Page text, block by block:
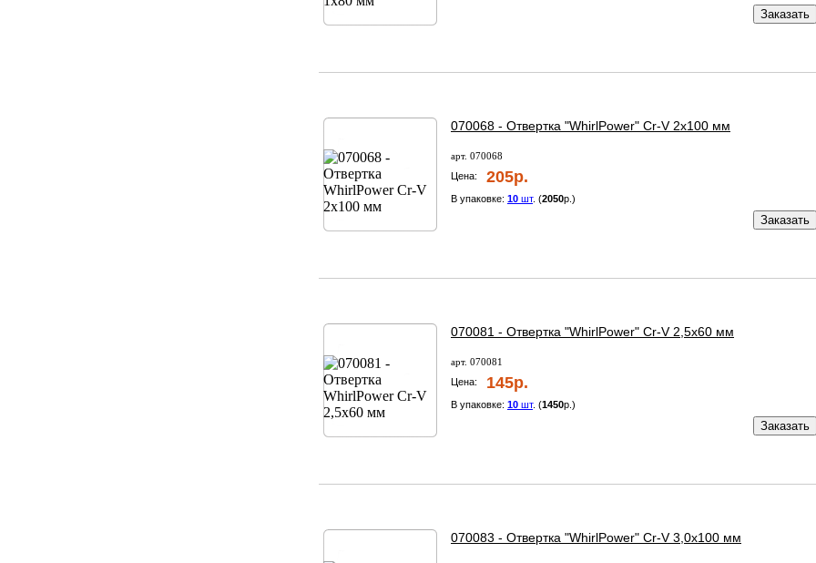
Заказать
070068 - Отвертка "WhirlPower" Cr-V 2х100 мм
арт. 070068
Цена:
205р.
В упаковке: 10 шт. (2050р.)
Заказать
070081 - Отвертка "WhirlPower" Cr-V 2,5х60 мм
арт. 070081
Цена:
145р.
В упаковке: 10 шт. (1450р.)
Заказать
070083 - Отвертка "WhirlPower" Cr-V 3,0х100 мм